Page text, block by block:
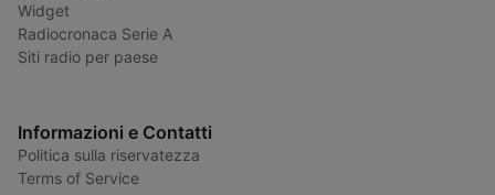
Widget
Radiocronaca Serie A
Siti radio per paese
Informazioni e Contatti
Politica sulla riservatezza
Terms of Service